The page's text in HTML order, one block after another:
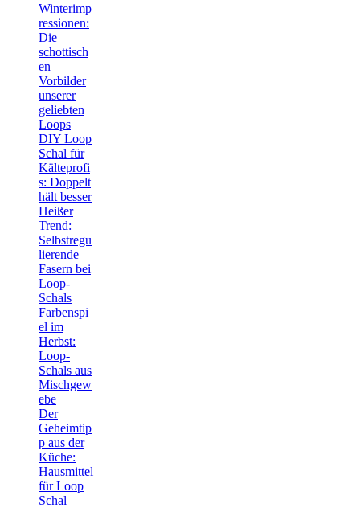
Winterimp
ressionen:
Die
schottisch
en
Vorbilder
unserer
geliebten
Loops
DIY Loop
Schal für
Kälteprofi
s: Doppelt
hält besser
Heißer
Trend:
Selbstregu
lierende
Fasern bei
Loop-
Schals
Farbenspi
el im
Herbst:
Loop-
Schals aus
Mischgew
ebe
Der
Geheimtip
p aus der
Küche:
Hausmittel
für Loop
Schal